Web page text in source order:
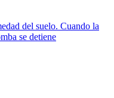
del suelo. Cuando la
se detiene